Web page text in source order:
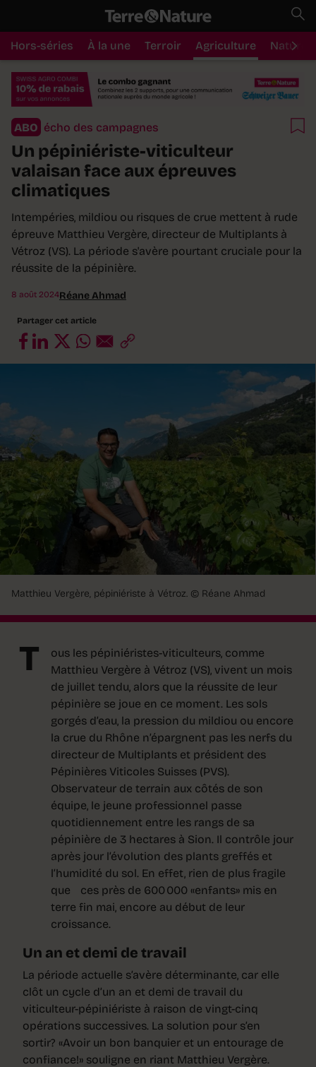
Hors-séries À la une Terroir Agriculture Nature
ABO écho des campagnes
Un pépiniériste-viticulteur
valaisan face aux épreuves
climatiques
Intempéries, mildiou ou risques de crue mettent à rude
épreuve Matthieu Vergère, directeur de Multiplants à
Vétroz (VS). La période s'avère pourtant cruciale pour la
réussite de la pépinière.
8 août 2024Réane Ahmad
Partager cet article
Matthieu Vergère, pépiniériste à Vétroz. © Réane Ahmad
T
ous les pépiniéristes-viticulteurs, comme
Matthieu Vergère à Vétroz (VS), vivent un mois
de juillet tendu, alors que la réussite de leur
pépinière se joue en ce moment. Les sols
gorgés d’eau, la pression du mildiou ou encore
la crue du Rhône n’épargnent pas les nerfs du
directeur de Multiplants et président des
Pépinières Viticoles Suisses (PVS).
Observateur de terrain aux côtés de son
équipe, le jeune professionnel passe
quotidiennement entre les rangs de sa
pépinière de 3 hectares à Sion. Il contrôle jour
après jour l’évolution des plants greffés et
l’humidité du sol. En effet, rien de plus fragile
que ces près de 600 000 «enfants» mis en
terre fin mai, encore au début de leur
croissance.
Un an et demi de travail
La période actuelle s’avère déterminante, car elle
clôt un cycle d’un an et demi de travail du
viticulteur-pépiniériste à raison de vingt-cinq
opérations successives. La solution pour s’en
sortir? «Avoir un bon banquier et un entourage de
confiance!» souligne en riant Matthieu Vergère.